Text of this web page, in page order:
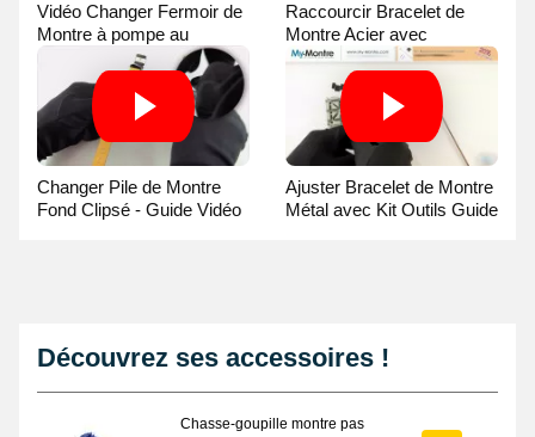
Vidéo Changer Fermoir de
Montre à pompe au
Pointeau de Pose
Raccourcir Bracelet de
Montre Acier avec
Chasse-Goupille - Vidéo
Changer Pile de Montre
Fond Clipsé - Guide Vidéo
Ajuster Bracelet de Montre
Métal avec Kit Outils Guide
Découvrez ses accessoires !
Chasse-goupille montre pas